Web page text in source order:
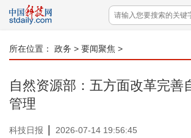
所在位置： 政务 > 要闻聚焦 >
自然资源部：五方面改革完善
管理
科技日报 2026-07-14 19:56:45